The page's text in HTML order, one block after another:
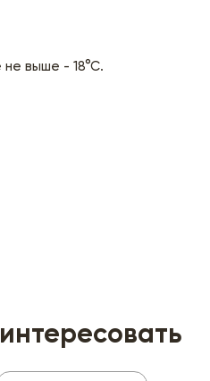
выше - 18°С.